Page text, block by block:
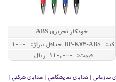
خودکار تحریری ABS
کد: RBP-K73-ABS
حداقل تيراژ: 1000
قیمت: 110,000 ريال
سازمانی | هدایای نمایشگاهی | هدایای شرکتی |